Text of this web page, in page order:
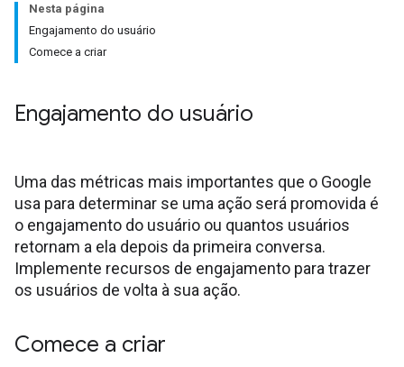
Nesta página
Engajamento do usuário
Comece a criar
Engajamento do usuário
Uma das métricas mais importantes que o Google
usa para determinar se uma ação será promovida é
o engajamento do usuário ou quantos usuários
retornam a ela depois da primeira conversa.
Implemente recursos de engajamento para trazer
os usuários de volta à sua ação.
Comece a criar